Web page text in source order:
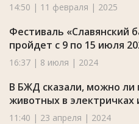
14:50 | 11 февраля | 2025
Фестиваль «Славянский
пройдет с 9 по 15 июля
16:37 | 8 июля | 2024
В БЖД сказали, можно
животных в электричках
11:40 | 23 апреля | 2024